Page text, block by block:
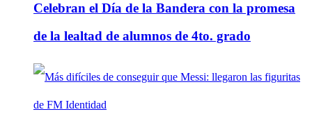
Celebran el Día de la Bandera con la promesa
de la lealtad de alumnos de 4to. grado